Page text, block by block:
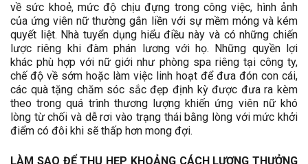
về sức khoẻ, mức độ chịu đựng trong công việc, hình ảnh
của ứng viên nữ thường gắn liền với sự mềm mỏng và kém
quyết liệt. Nhà tuyển dụng hiểu điều này và có những chiến
lược riêng khi đàm phán lương với họ. Những quyền lợi
khác phù hợp với nữ giới như phòng spa riêng tại công ty,
chế độ về sớm hoặc làm việc linh hoạt để đưa đón con cái,
các quà tặng chăm sóc sắc đẹp định kỳ được đưa ra kèm
theo trong quá trình thương lượng khiến ứng viên nữ khó
lòng từ chối và dễ rơi vào trạng thái bằng lòng với mức khởi
điểm có đôi khi sẽ thấp hơn mong đợi.
LÀM SAO ĐỂ THU HẸP KHOẢNG CÁCH LƯƠNG THƯỞNG